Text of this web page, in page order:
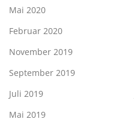
Mai 2020
Februar 2020
November 2019
September 2019
Juli 2019
Mai 2019